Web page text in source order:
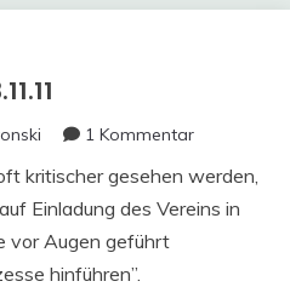
1 Kommentar
kritischer gesehen werden,
Einladung des Vereins in
vor Augen geführt
hinführen”.